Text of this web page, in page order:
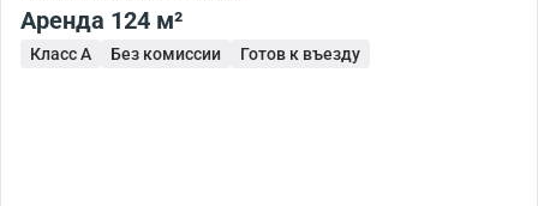
Аренда 124 м²
Класс A Без комиссии Готов к въезду